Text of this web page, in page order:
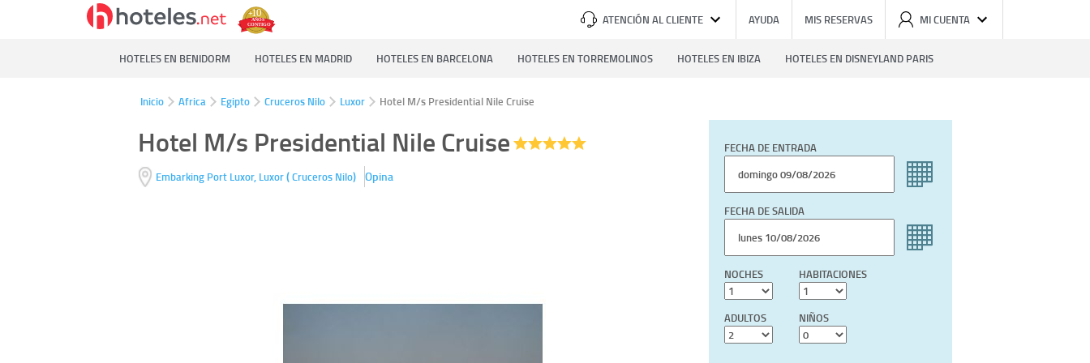
ATENCIÓN AL CLIENTE AYUDA MIS RESERVAS MI CUENTA
HOTELES EN BENIDORM HOTELES EN MADRID HOTELES EN BARCELONA HOTELES EN TORREMOLINOS HOTELES EN IBIZA HOTELES EN DISNEYLAND PARIS
Inicio Africa Egipto Cruceros Nilo Luxor Hotel M/s Presidential Nile Cruise
Hotel M/s Presidential Nile Cruise
Embarking Port Luxor, Luxor(Cruceros Nilo) Opina
FECHA DE ENTRADA
FECHA DE SALIDA
NOCHES HABITACIONES
ADULTOS NIÑOS